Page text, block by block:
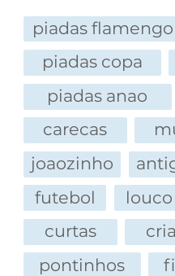
piadas flamengo
piadas copa
piadas anao
carecas
joaozinho
futebol
louco
curtas
pontinhos